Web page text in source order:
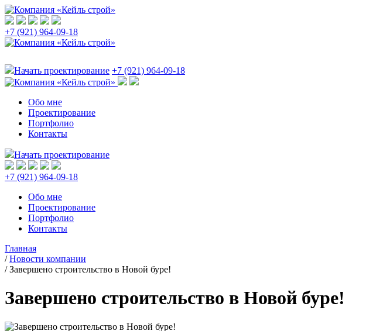
+7 (921) 964-09-18
Начать проектирование +7 (921) 964-09-18
Обо мне
Проектирование
Портфолио
Контакты
Начать проектирование
+7 (921) 964-09-18
Обо мне
Проектирование
Портфолио
Контакты
Главная
/ Новости компании
/ Завершено строительство в Новой буре!
Завершено строительство в Новой буре!